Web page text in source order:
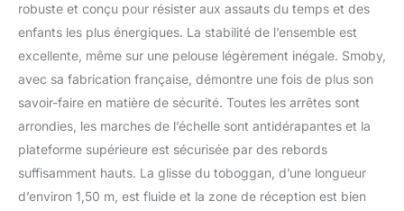
robuste et conçu pour résister aux assauts du temps et des
enfants les plus énergiques. La stabilité de l’ensemble est
excellente, même sur une pelouse légèrement inégale. Smoby,
avec sa fabrication française, démontre une fois de plus son
savoir-faire en matière de sécurité. Toutes les arrêtes sont
arrondies, les marches de l’échelle sont antidérapantes et la
plateforme supérieure est sécurisée par des rebords
suffisamment hauts. La glisse du toboggan, d’une longueur
d’environ 1,50 m, est fluide et la zone de réception est bien